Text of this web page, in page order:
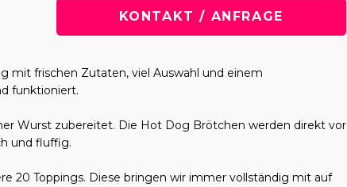
KONTAKT / ANFRAGE
mit frischen Zutaten, viel Auswahl und einem
funktioniert.
Wurst zubereitet. Die Hot Dog Brötchen werden direkt vor
und fluffig.
20 Toppings. Diese bringen wir immer vollständig mit auf